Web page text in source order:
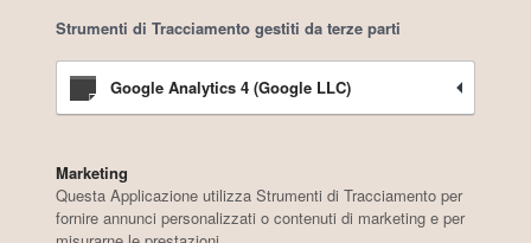
Strumenti di Tracciamento gestiti da terze parti
Google Analytics 4 (Google LLC)
Marketing
Questa Applicazione utilizza Strumenti di Tracciamento per
fornire annunci personalizzati o contenuti di marketing e per